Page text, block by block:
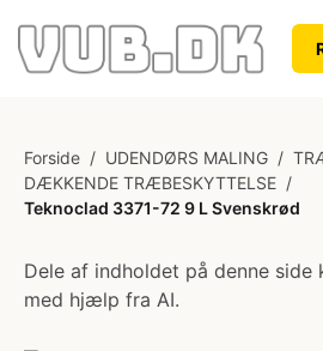
Forside / UDENDØRS MALING /
DÆKKENDE TRÆBESKYTTELSE /
Teknoclad 3371-72 9 L Svenskrød
Dele af indholdet på denne
med hjælp fra AI.